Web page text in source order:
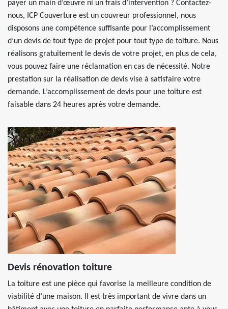
payer un main d’œuvre ni un frais d’intervention ? Contactez-
nous, ICP Couverture est un couvreur professionnel, nous
disposons une compétence suffisante pour l’accomplissement
d’un devis de tout type de projet pour tout type de toiture. Nous
réalisons gratuitement le devis de votre projet, en plus de cela,
vous pouvez faire une réclamation en cas de nécessité. Notre
prestation sur la réalisation de devis vise à satisfaire votre
demande. L’accomplissement de devis pour une toiture est
faisable dans 24 heures après votre demande.
Devis rénovation toiture
La toiture est une pièce qui favorise la meilleure condition de
viabilité d’une maison. Il est très important de vivre dans un